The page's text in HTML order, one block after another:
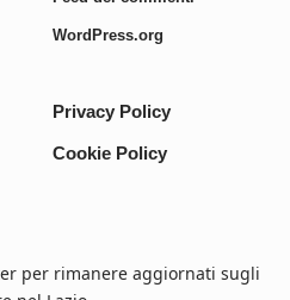
WordPress.org
Privacy Policy
Cookie Policy
per rimanere aggiornati sugli